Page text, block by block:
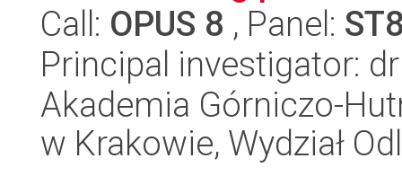
Call: OPUS 8 , Panel:
Principal investigator:
Akademia Górniczo-
w Krakowie, Wydział